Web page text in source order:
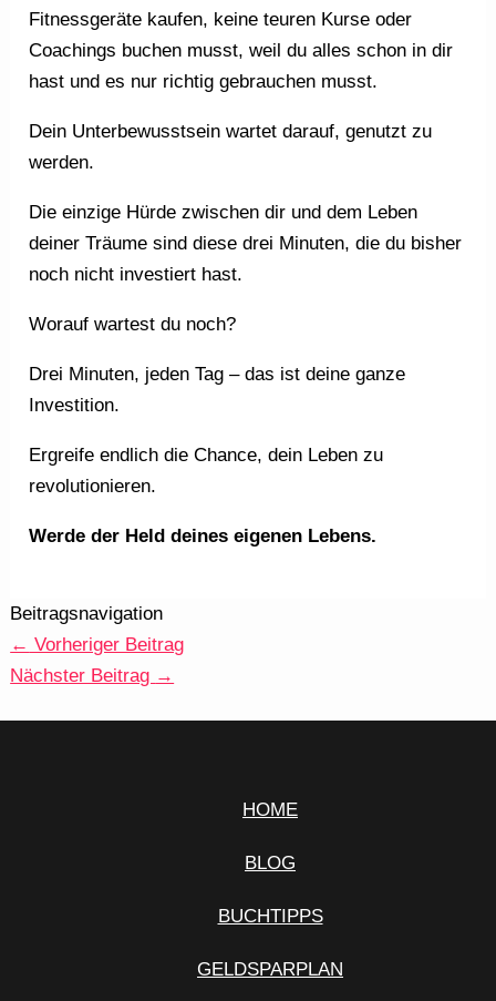
Fitnessgeräte kaufen, keine teuren Kurse oder
Coachings buchen musst, weil du alles schon in dir
hast und es nur richtig gebrauchen musst.
Dein Unterbewusstsein wartet darauf, genutzt zu
werden.
Die einzige Hürde zwischen dir und dem Leben
deiner Träume sind diese drei Minuten, die du bisher
noch nicht investiert hast.
Worauf wartest du noch?
Drei Minuten, jeden Tag – das ist deine ganze
Investition.
Ergreife endlich die Chance, dein Leben zu
revolutionieren.
Werde der Held deines eigenen Lebens.
Beitragsnavigation
← Vorheriger Beitrag
Nächster Beitrag →
HOME
BLOG
BUCHTIPPS
GELDSPARPLAN